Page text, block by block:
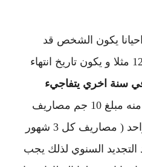
يكون الشخص قد
اشتري فيزا يلا في شهر 12 مثلا و يكون تاريخ انتهاء
في سنة اخري يتفاجيء
منه مبلغ 10 جم مصاريف
تجديد للكارت في شهر واحد ( مصاريف كل 3 شهور
التجديد السنوي لذلك يجب